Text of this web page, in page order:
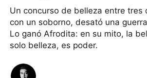
Un concurso de belleza entre tres
con un soborno, desató una
Lo ganó Afrodita: en su mito, la
solo belleza, es poder.